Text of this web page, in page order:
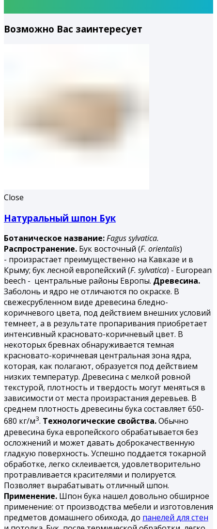
Возможно Вас заинтересует
Close
Натуральный шпон Бук
Ботаническое название:Fagussylvatica.
Распространение. Бук восточный (F. orientalis)
- произрастает преимущественно на Кавказе и в
Крыму; бук лесной европейский (F. sylvatica) - European
beech - центральные районы Европы. Древесина.
Заболонь и ядро не отличаются по окраске. В
свежесрубленном виде древесина бледно-
коричневого цвета, под действием внешних условий
темнеет, а в результате пропаривания приобретает
интенсивный красновато-коричневый цвет. В
некоторых бревнах обнаруживается темная
красновато-коричневая центральная зона ядра,
которая, как полагают, образуется под действием
низких температур. Древесина с мелкой ровной
текстурой, плотность и твердость могут меняться в
зависимости от места произрастания деревьев. В
среднем плотность древесины бука составляет 650-
680 кг/м3. Технологические свойства.Обычно
древесина бука европейского обрабатывается без
осложнений и может давать доброкачественную
гладкую по­верхность. Успешно поддается токарной
обработке, легко склеивается, удовлетворительно
протравливается красителями и по­лируется.
Позволяет вырабатывать отличный шпон.
Применение. Шпон бука нашел довольно обширное
применение: от производства мебели и изготовления
предметов домашнего обихода, до панелей для стен